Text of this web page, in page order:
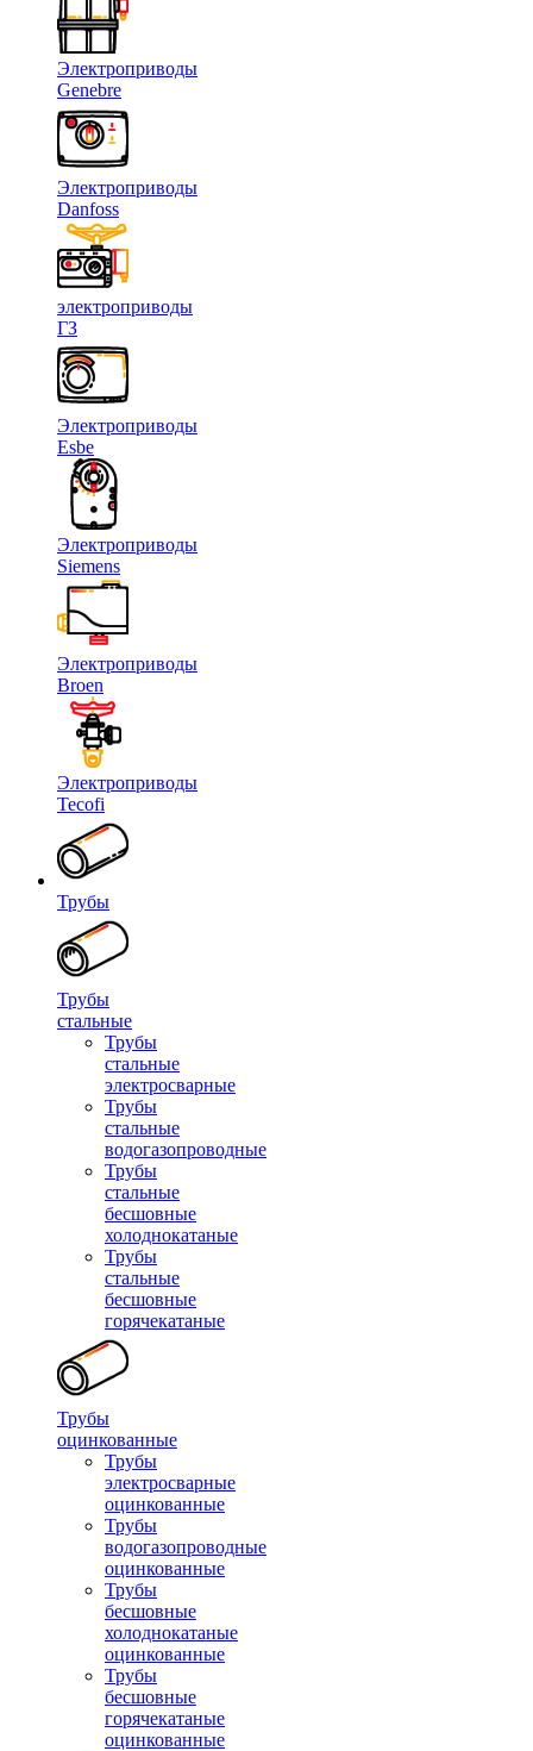
Электроприводы
Genebre
Электроприводы
Danfoss
электроприводы
ГЗ
Электроприводы
Esbe
Электроприводы
Siemens
Электроприводы
Broen
Электроприводы
Tecofi
Трубы
Трубы
стальные
Трубы
стальные
электросварные
Трубы
стальные
водогазопроводные
Трубы
стальные
бесшовные
холоднокатаные
Трубы
стальные
бесшовные
горячекатаные
Трубы
оцинкованные
Трубы
электросварные
оцинкованные
Трубы
водогазопроводные
оцинкованные
Трубы
бесшовные
холоднокатаные
оцинкованные
Трубы
бесшовные
горячекатаные
оцинкованные